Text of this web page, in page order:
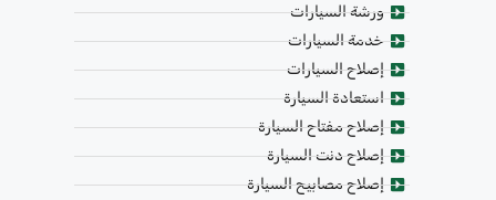
ورشة السيارات
خدمة السيارات
إصلاح السيارات
استعادة السيارة
إصلاح مفتاح السيارة
إصلاح دنت السيارة
إصلاح مصابيح السيارة